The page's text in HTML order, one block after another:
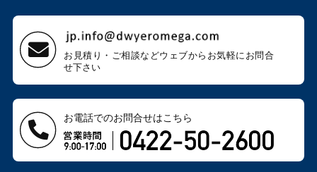
お見積り・ご相談などウェブから お気軽にお問合
せ下さい
お電話でのお問合せはこちら